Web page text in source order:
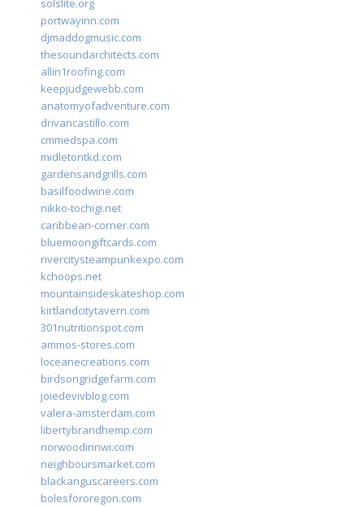
solslite.org
portwayinn.com
djmaddogmusic.com
thesoundarchitects.com
allin1roofing.com
keepjudgewebb.com
anatomyofadventure.com
drivancastillo.com
cmmedspa.com
midletontkd.com
gardensandgrills.com
basilfoodwine.com
nikko-tochigi.net
caribbean-corner.com
bluemoongiftcards.com
rivercitysteampunkexpo.com
kchoops.net
mountainsideskateshop.com
kirtlandcitytavern.com
301nutritionspot.com
ammos-stores.com
loceanecreations.com
birdsongridgefarm.com
joiedevivblog.com
valera-amsterdam.com
libertybrandhemp.com
norwoodinnwi.com
neighboursmarket.com
blackanguscareers.com
bolesfororegon.com